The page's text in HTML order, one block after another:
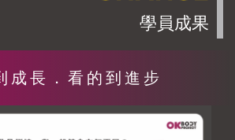
學員成果
成長．看的到進步